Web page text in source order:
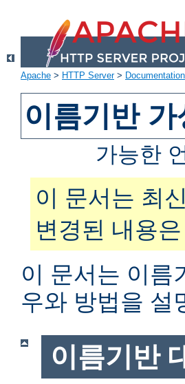
Apache > HTTP Server> Documentation
이름기반
가능한
이 문서는 최
변경된 내용
이 문서는 이름
우와 방법을 설
이름기반